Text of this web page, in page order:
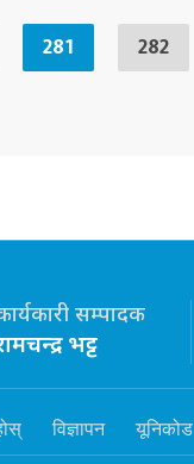
281 282
सम्पादक
भट्ट
विज्ञापन यूनिकोड